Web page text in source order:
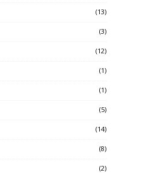
(13)
(3)
(12)
(1)
(1)
(5)
(14)
(8)
(2)